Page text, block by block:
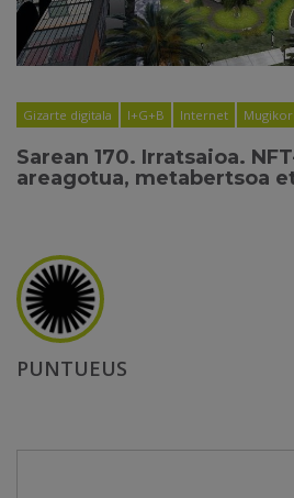
Gizarte digitala I+G+B Internet
Sarean 170. Irratsaioa.
areagotua, metabertsoa
PUNTUEUS